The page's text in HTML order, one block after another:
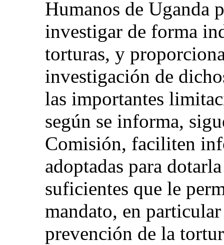
Humanos de Uganda
investigar de forma
torturas, y
investigación de
las importantes
según se informa,
Comisión, faciliten
adoptadas para
suficientes que le
mandato, en
prevención de la